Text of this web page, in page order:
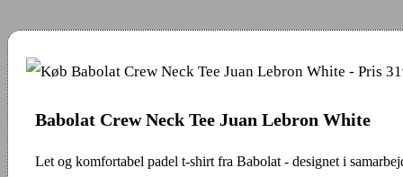
Babolat Crew Neck Tee Juan Lebron White
Let og komfortabel padel t-shirt fra Babolat - designet i